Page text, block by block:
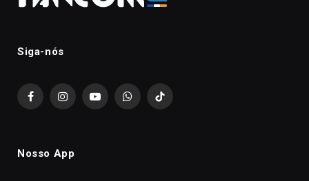
Siga-nós
FacebookInstagramYouTubeWhatsApp
TikTok
Nosso App